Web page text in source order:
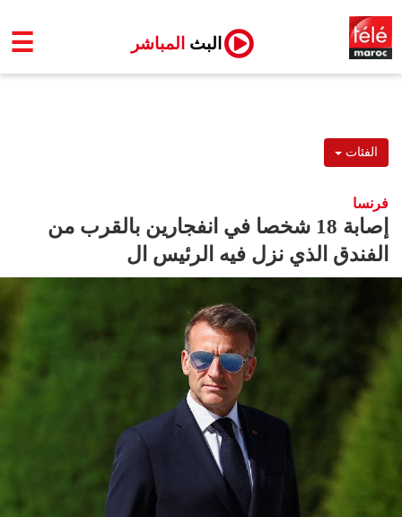
☰ البث المباشر
الفئات
فرنسا
إصابة 18 شخصا في انفجارين بالقرب من
الفندق الذي نزل فيه الرئيس ال